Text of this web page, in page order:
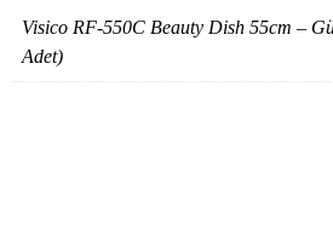
Visico RF-550C Beauty Dish 55cm –
Adet)